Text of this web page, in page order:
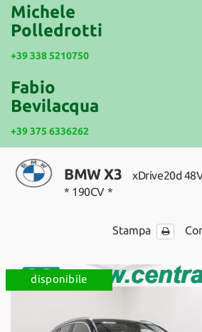
NEWS
Michele
Polledrotti
+39 338 5210750
Fabio
Bevilacqua
+39 375 6336262
BMW X3
xDrive20d
* 190CV *
Stampa
disponibile
tracciamento
che
adottiamo
offrire
funzionalità
e
le
attività
di
seguito
descritte.
sul